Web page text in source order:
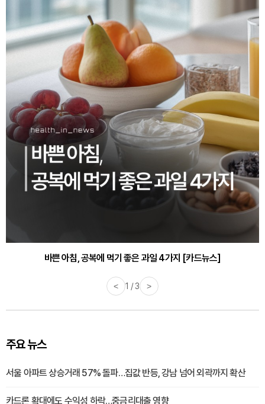
바쁜 아침, 공복에 먹기 좋은 과일 4가지 [카드뉴스]
30대부터 유병률 2배...여자에게 꼭 필요한 검사는? [카드뉴스]
< 1 / 3 >
주요 뉴스
서울 아파트 상승거래 57% 돌파…집값 반등, 강남 넘어 외곽까지 확산
카드론 확대에도 수익성 하락…중금리대출 영향